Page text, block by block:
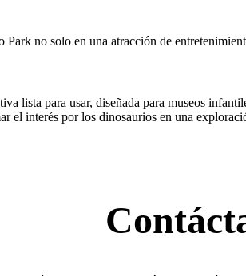
no solo en una atracción de
lista para usar, diseñada para museos
el interés por los dinosaurios en una